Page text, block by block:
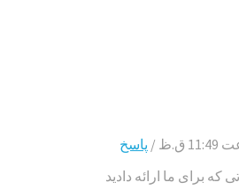
/ پاسخ
برای ما ارائه دادید